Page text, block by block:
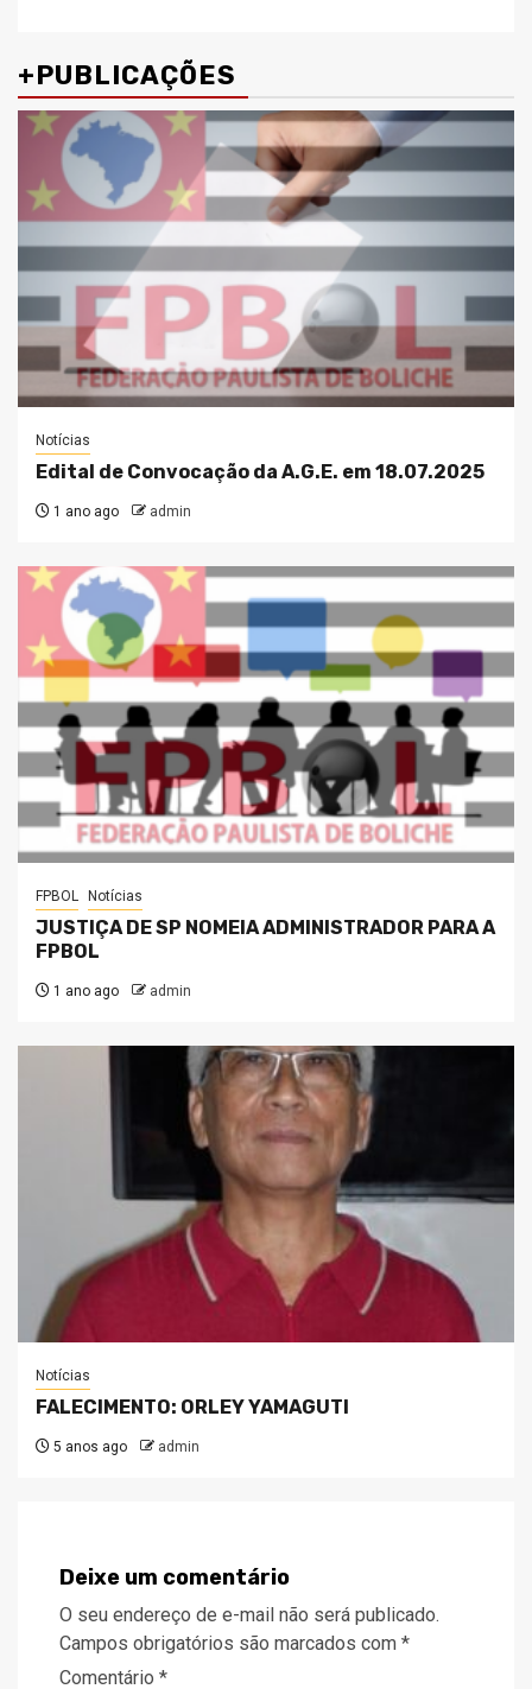
+PUBLICAÇÕES
Notícias
Edital de Convocação da A.G.E. em 18.07.2025
1 ano ago admin
FPBOL Notícias
JUSTIÇA DE SP NOMEIA ADMINISTRADOR PARA A
FPBOL
1 ano ago admin
Notícias
FALECIMENTO: ORLEY YAMAGUTI
5 anos ago admin
Deixe um comentário
O seu endereço de e-mail não será publicado.
Campos obrigatórios são marcados com *
Comentário *